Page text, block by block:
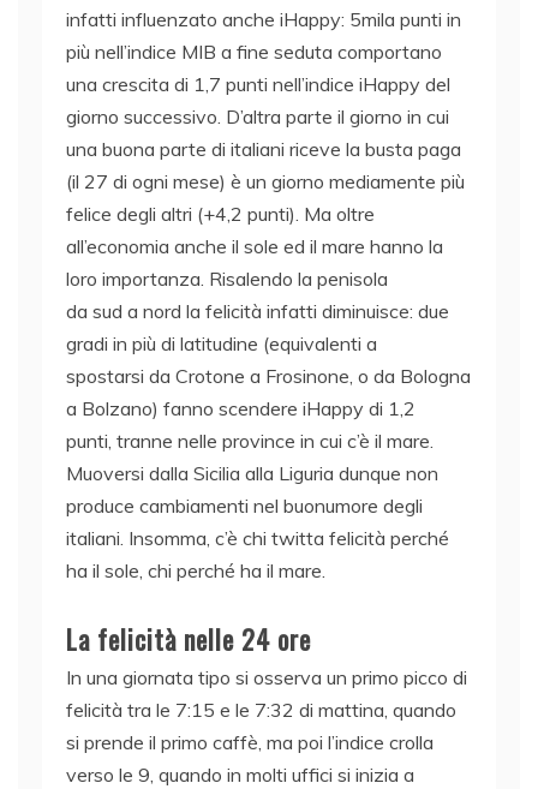
infatti influenzato anche iHappy: 5mila punti in
più nell’indice MIB a fine seduta comportano
una crescita di 1,7 punti nell’indice iHappy del
giorno successivo. D’altra parte il giorno in cui
una buona parte di italiani riceve la busta paga
(il 27 di ogni mese) è un giorno mediamente più
felice degli altri (+4,2 punti). Ma oltre
all’economia anche il sole ed il mare hanno la
loro importanza. Risalendo la penisola
da sud a nord la felicità infatti diminuisce: due
gradi in più di latitudine (equivalenti a
spostarsi da Crotone a Frosinone, o da Bologna
a Bolzano) fanno scendere iHappy di 1,2
punti, tranne nelle province in cui c’è il mare.
Muoversi dalla Sicilia alla Liguria dunque non
produce cambiamenti nel buonumore degli
italiani. Insomma, c’è chi twitta felicità perché
ha il sole, chi perché ha il mare.
La felicità nelle 24 ore
In una giornata tipo si osserva un primo picco di
felicità tra le 7:15 e le 7:32 di mattina, quando
si prende il primo caffè, ma poi l’indice crolla
verso le 9, quando in molti uffici si inizia a